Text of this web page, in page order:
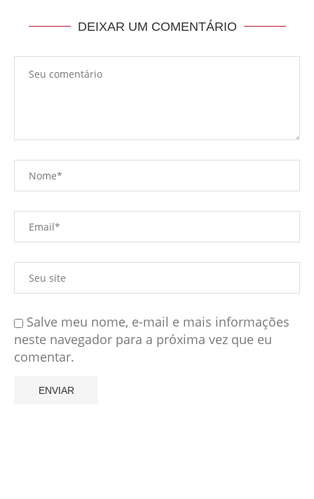
DEIXAR UM COMENTÁRIO
Salve meu nome, e-mail e mais informações
neste navegador para a próxima vez que eu
comentar.